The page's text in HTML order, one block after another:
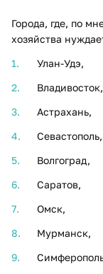
Города, где, по
хозяйства
Улан-Удэ,
Владивосток,
Астрахань,
Севастополь,
Волгоград,
Саратов,
Омск,
Мурманск,